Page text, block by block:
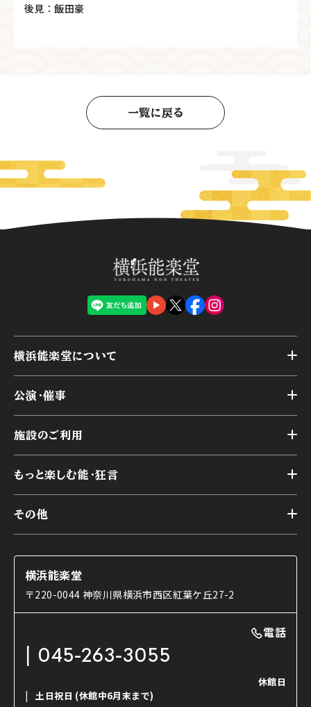
後見：飯田豪
一覧に戻る
横浜能楽堂について
横浜能楽堂が取り組んだ事業
能舞台の歴史と特徴
様々なお客様に向けて
本舞台座席
交通アクセス
公演・催事
アーカイブ
施設のご利用
第二舞台
研修室
楽屋
ご利用の流れ
利用料金表
もっと楽しむ能・狂言
能舞台と演じ手
使用する道具
能・狂言の曲目説明
日本の古典芸能
その他
コラム
OTABISHO
チケット購入方法
ご寄附について
横浜能楽堂
〒220-0044 神奈川県横浜市西区紅葉ケ丘27-2
電話
045-263-3055
休館日
土日祝日 (休館中6月末まで)